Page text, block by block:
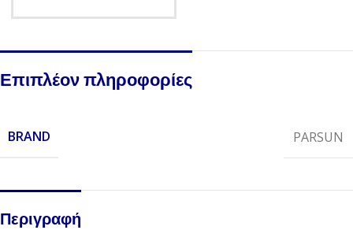
Επιπλέον πληροφορίες
BRAND PARSUN
Περιγραφή